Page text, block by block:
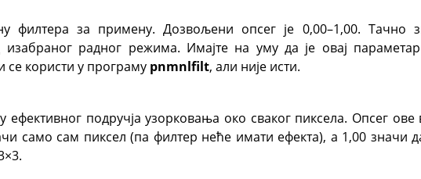
филтера за примену. Дозвољени опсег је 0,00–1,00. Тачно
изабраног радног режима. Имајте на уму да је овај
се користи у програму pnmnlfilt, али није исти.
подручја узорковања око сваког пиксела. Опсег ове
само сам пиксел (па филтер неће имати ефекта), а 1,00 значи